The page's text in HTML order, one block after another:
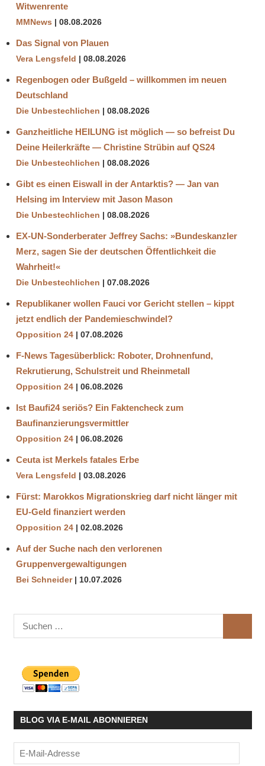
Witwenrente
MMNews 08.08.2026
Das Signal von Plauen
Vera Lengsfeld 08.08.2026
Regenbogen oder Bußgeld – willkommen im neuen
Deutschland
Die Unbestechlichen 08.08.2026
Ganzheitliche HEILUNG ist möglich — so befreist Du
Deine Heilerkräfte — Christine Strübin auf QS24
Die Unbestechlichen 08.08.2026
Gibt es einen Eiswall in der Antarktis? — Jan van
Helsing im Interview mit Jason Mason
Die Unbestechlichen 08.08.2026
EX-UN-Sonderberater Jeffrey Sachs: »Bundeskanzler
Merz, sagen Sie der deutschen Öffentlichkeit die
Wahrheit!«
Die Unbestechlichen 07.08.2026
Republikaner wollen Fauci vor Gericht stellen – kippt
jetzt endlich der Pandemieschwindel?
Opposition 24 07.08.2026
F-News Tagesüberblick: Roboter, Drohnenfund,
Rekrutierung, Schulstreit und Rheinmetall
Opposition 24 06.08.2026
Ist Baufi24 seriös? Ein Faktencheck zum
Baufinanzierungsvermittler
Opposition 24 06.08.2026
Ceuta ist Merkels fatales Erbe
Vera Lengsfeld 03.08.2026
Fürst: Marokkos Migrationskrieg darf nicht länger mit
EU-Geld finanziert werden
Opposition 24 02.08.2026
Auf der Suche nach den verlorenen
Gruppenvergewaltigungen
Bei Schneider 10.07.2026
Suchen
nach:
BLOG VIA E-MAIL ABONNIEREN
E-